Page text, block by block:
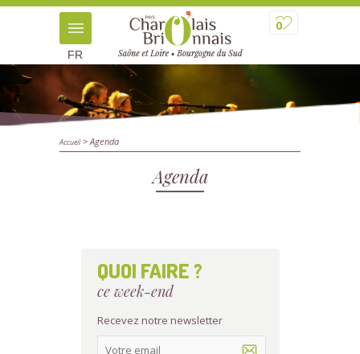
0
FR
Accueil> Agenda
Agenda
QUOI FAIRE ?
ce week-end
Recevez notre newsletter